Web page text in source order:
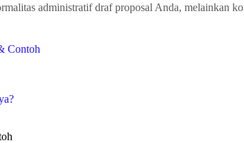
administratif draf proposal Anda, melainkan
Contoh